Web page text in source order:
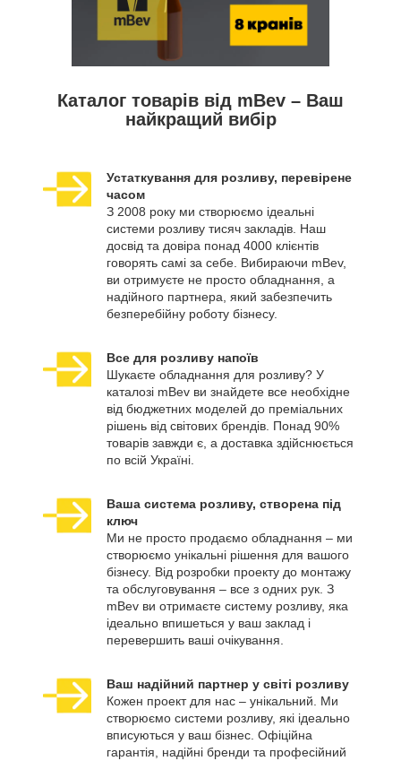
Каталог товарів від mBev – Ваш
найкращий вибір
Устаткування для розливу, перевірене
часом
З 2008 року ми створюємо ідеальні
системи розливу тисяч закладів. Наш
досвід та довіра понад 4000 клієнтів
говорять самі за себе. Вибираючи mBev,
ви отримуєте не просто обладнання, а
надійного партнера, який забезпечить
безперебійну роботу бізнесу.
Все для розливу напоїв
Шукаєте обладнання для розливу? У
каталозі mBev ви знайдете все необхідне
від бюджетних моделей до преміальних
рішень від світових брендів. Понад 90%
товарів завжди є, а доставка здійснюється
по всій Україні.
Ваша система розливу, створена під
ключ
Ми не просто продаємо обладнання – ми
створюємо унікальні рішення для вашого
бізнесу. Від розробки проекту до монтажу
та обслуговування – все з одних рук. З
mBev ви отримаєте систему розливу, яка
ідеально впишеться у ваш заклад і
перевершить ваші очікування.
Ваш надійний партнер у світі розливу
Кожен проект для нас – унікальний. Ми
створюємо системи розливу, які ідеально
вписуються у ваш бізнес. Офіційна
гарантія, надійні бренди та професійний